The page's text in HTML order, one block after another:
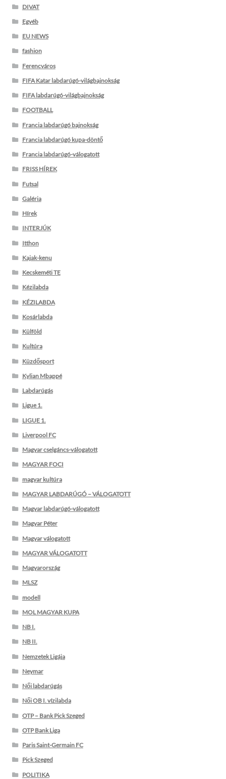
DIVAT
Egyéb
EU NEWS
fashion
Ferencváros
FIFA Katar labdarúgó-világbajnokság
FIFA labdarúgó-világbajnokság
FOOTBALL
Francia labdarúgó bajnokság
Francia labdarúgó kupa-döntő
Francia labdarúgó-válogatott
FRISS HÍREK
Futsal
Galéria
Hírek
INTERJÚK
Itthon
Kajak-kenu
Kecskeméti TE
Kézilabda
KÉZILABDA
Kosárlabda
Külföld
Kultúra
Küzdősport
Kylian Mbappé
Labdarúgás
Ligue 1.
LIGUE 1.
Liverpool FC
Magyar cselgáncs-válogatott
MAGYAR FOCI
magyar kultúra
MAGYAR LABDARÚGÓ – VÁLOGATOTT
Magyar labdarúgó-válogatott
Magyar Péter
Magyar válogatott
MAGYAR VÁLOGATOTT
Magyarország
MLSZ
modell
MOL MAGYAR KUPA
NB I.
NB II.
Nemzetek Ligája
Neymar
Női labdarúgás
Női OB I. vízilabda
OTP – Bank Pick Szeged
OTP Bank Liga
Paris Saint-Germain FC
Pick Szeged
POLITIKA